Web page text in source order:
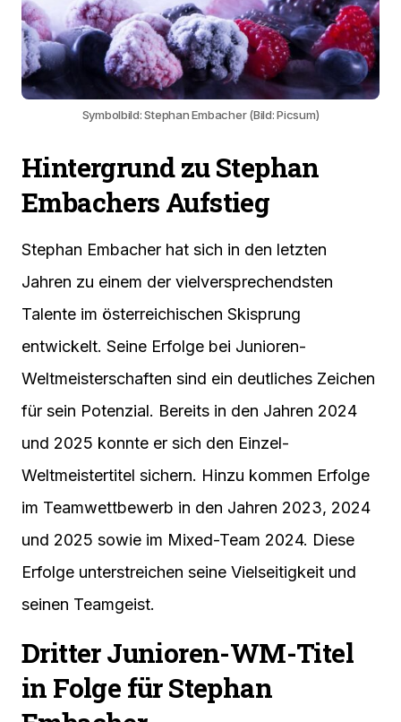
Symbolbild: Stephan Embacher (Bild: Picsum)
Hintergrund zu Stephan
Embachers Aufstieg
Stephan Embacher hat sich in den letzten
Jahren zu einem der vielversprechendsten
Talente im österreichischen Skisprung
entwickelt. Seine Erfolge bei Junioren-
Weltmeisterschaften sind ein deutliches Zeichen
für sein Potenzial. Bereits in den Jahren 2024
und 2025 konnte er sich den Einzel-
Weltmeistertitel sichern. Hinzu kommen Erfolge
im Teamwettbewerb in den Jahren 2023, 2024
und 2025 sowie im Mixed-Team 2024. Diese
Erfolge unterstreichen seine Vielseitigkeit und
seinen Teamgeist.
Dritter Junioren-WM-Titel
in Folge für Stephan